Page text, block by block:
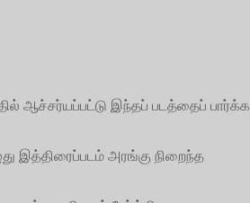
ஆச்சர்யப்பட்டு இந்தப் படத்தைப் பார்க்க
இத்திரைப்படம் அரங்கு நிறைந்த